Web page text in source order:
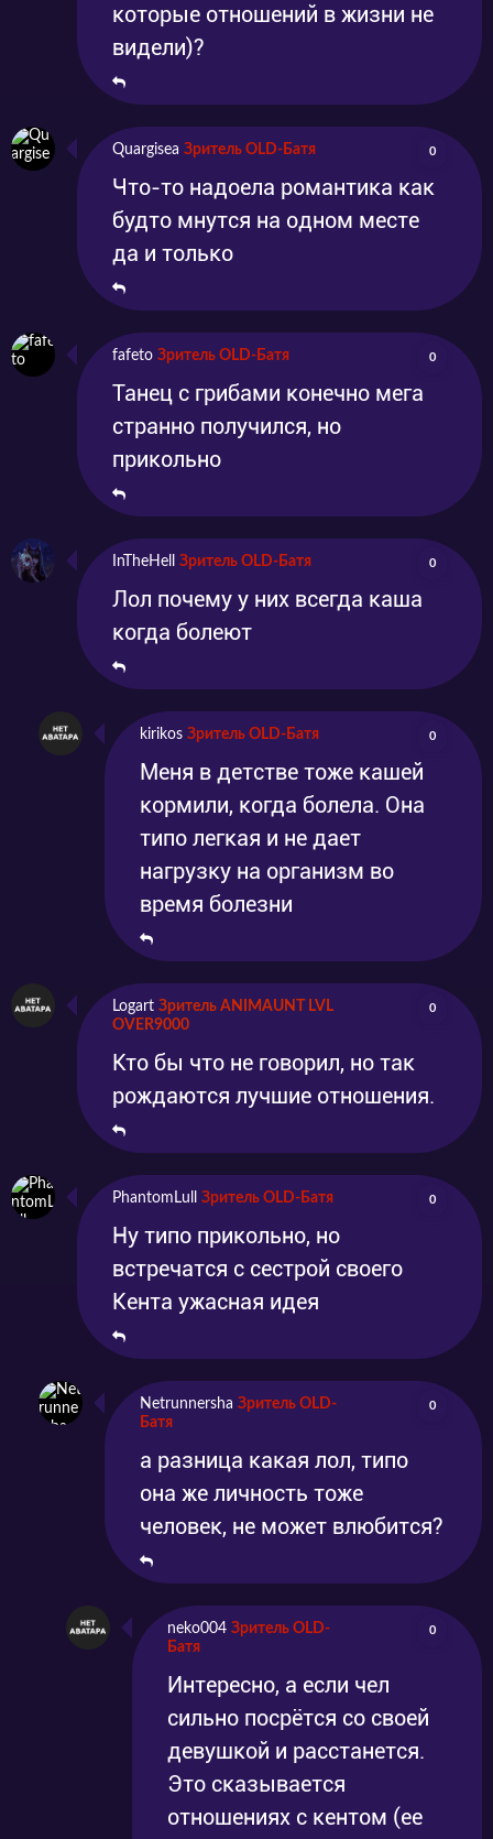
которые отношений в жизни не
видели)?
Quargisea Зритель OLD-Батя 0
Что-то надоела романтика как
будто мнутся на одном месте
да и только
fafeto Зритель OLD-Батя 0
Танец с грибами конечно мега
странно получился, но
прикольно
InTheHell Зритель OLD-Батя 0
Лол почему у них всегда каша
когда болеют
kirikos Зритель OLD-Батя 0
Меня в детстве тоже кашей
кормили, когда болела. Она
типо легкая и не дает
нагрузку на организм во
время болезни
Logart Зритель ANIMAUNT LVL
OVER9000
0
Кто бы что не говорил, но так
рождаются лучшие отношения.
PhantomLull Зритель OLD-Батя 0
Ну типо прикольно, но
встречатся с сестрой своего
Кента ужасная идея
Netrunnersha Зритель OLD-
Батя
0
а разница какая лол, типо
она же личность тоже
человек, не может влюбится?
neko004 Зритель OLD-
Батя
0
Интересно, а если чел
сильно посрётся со своей
девушкой и расстанется.
Это сказывается
отношениях с кентом (ее